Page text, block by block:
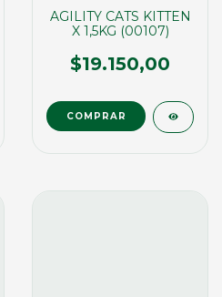
AGILITY CATS KITTEN
X 1,5KG (00107)
$19.150,00